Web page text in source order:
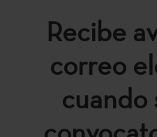
Recibe
correo
cuando